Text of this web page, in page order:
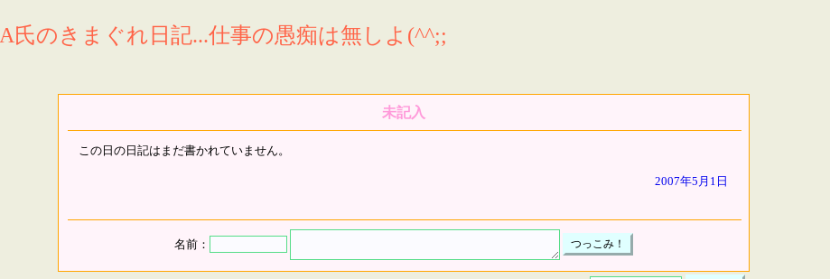
A氏のきまぐれ日記...仕事の愚痴は無しよ(^^;;
未記入
この日の日記はまだ書かれていません。
2007年5月1日
名前：